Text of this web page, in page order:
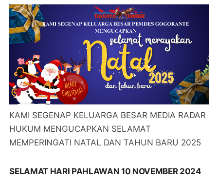
KAMI SEGENAP KELUARGA BESAR MEDIA RADAR
HUKUM MENGUCAPKAN SELAMAT
MEMPERINGATI NATAL DAN TAHUN BARU 2025
SELAMAT HARI PAHLAWAN 10 NOVEMBER 2024